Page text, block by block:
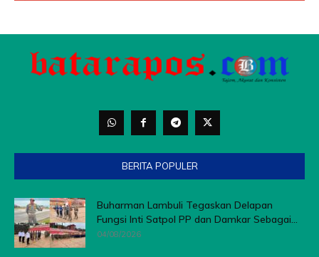
BERITA POPULER
Buharman Lambuli Tegaskan Delapan
Fungsi Inti Satpol PP dan Damkar Sebagai...
04/08/2026